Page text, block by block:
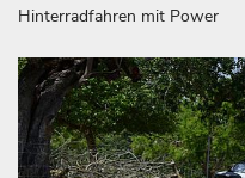
Hinterradfahren mit Power